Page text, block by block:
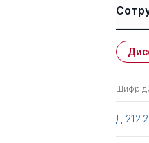
Имя
Всего 1
Шифр
Д